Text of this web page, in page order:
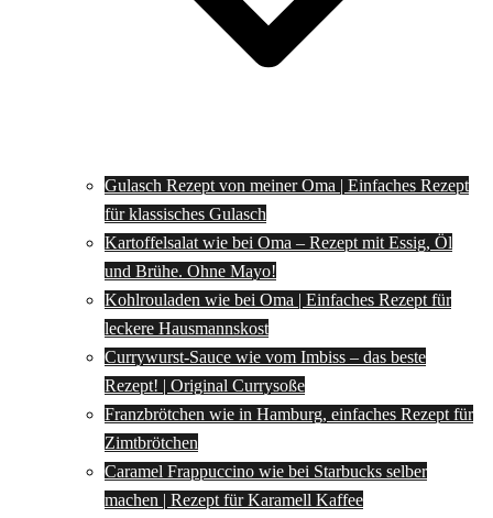
Gulasch Rezept von meiner Oma | Einfaches Rezept
für klassisches Gulasch
Kartoffelsalat wie bei Oma – Rezept mit Essig, Öl
und Brühe. Ohne Mayo!
Kohlrouladen wie bei Oma | Einfaches Rezept für
leckere Hausmannskost
Currywurst-Sauce wie vom Imbiss – das beste
Rezept! | Original Currysoße
Franzbrötchen wie in Hamburg, einfaches Rezept für
Zimtbrötchen
Caramel Frappuccino wie bei Starbucks selber
machen | Rezept für Karamell Kaffee